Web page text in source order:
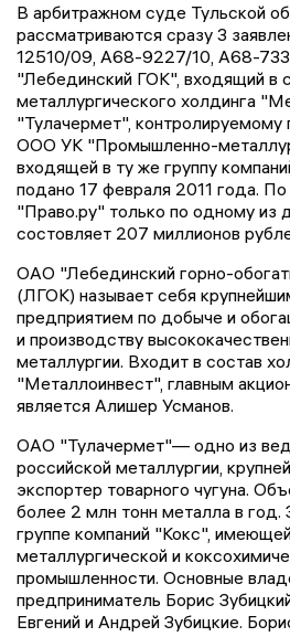
В арбитражном суде Тульской
рассматриваются сразу 3
12510/09, А68-9227/10, А68-
"Лебединский ГОК", входящий в
металлургического холдинга
"Тулачермет", контролируемому
ООО УК "Промышленно-
входящей в ту же группу
подано 17 февраля 2011 года.
"Право.ру" только по одному из
состовляет 207 миллионов
ОАО "Лебединский горно-
(ЛГОК) называет себя
предприятием по добыче и
и производству
металлургии. Входит в состав
"Металлоинвест", главным
является Алишер Усманов.
ОАО "Тулачермет"— одно из
российской металлургии,
экспортер товарного чугуна.
более 2 млн тонн металла в год.
группе компаний "Кокс",
металлургической и
промышленности. Основные
предприниматель Борис
Евгений и Андрей Зубицкие.